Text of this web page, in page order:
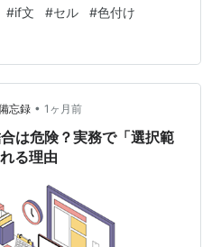
1).Interior.Color = vbRed
ている？ まずFor文でA1～
#if文 #セル #色付け
忘録 • 1ヶ月前
は危険？実務で「選択範
る理由